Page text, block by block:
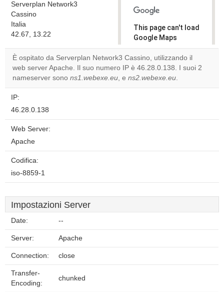
Serverplan Network3
Cassino
Italia
42.67, 13.22
This page can't load
Google Maps
correctly.
Do you
own this
È ospitato da Serverplan Network3 Cassino, utilizzando il
web server Apache. Il suo numero IP è 46.28.0.138. I suoi 2
nameserver sono ns1.webexe.eu, e ns2.webexe.eu.
IP:
46.28.0.138
Web Server:
Apache
Codifica:
iso-8859-1
Impostazioni Server
Date: --
Server: Apache
Connection: close
Transfer-
Encoding:
chunked